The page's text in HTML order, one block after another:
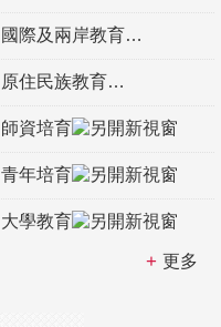
國際及兩岸教育
原住民族教育
師資培育
青年培育
大學教育
更多